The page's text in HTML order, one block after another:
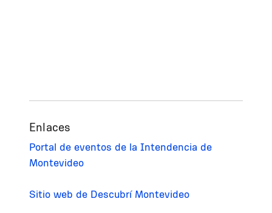
Enlaces
Portal de eventos de la Intendencia de
Montevideo
Sitio web de Descubrí Montevideo